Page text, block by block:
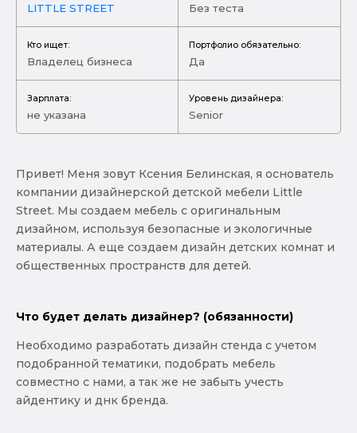
LITTLE STREET Без теста
Кто ищет:
Владелец бизнеса
Портфолио обязательно:
Да
Зарплата:
не указана
Уровень дизайнера:
Senior
Привет! Меня зовут Ксения Белинская, я основатель
компании дизайнерской детской мебели Little
Street. Мы создаем мебель с оригинальным
дизайном, используя безопасные и экологичные
материалы. А еще создаем дизайн детских комнат и
общественных пространств для детей.
Что будет делать дизайнер? (обязанности)
Необходимо разработать дизайн стенда с учетом
подобранной тематики, подобрать мебель
совместно с нами, а так же не забыть учесть
айдентику и днк бренда.